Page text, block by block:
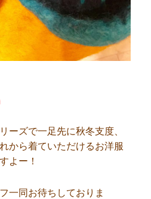
ーズで一足先に秋冬支度、
から着ていただけるお洋服
よー！
一同お待ちしておりま